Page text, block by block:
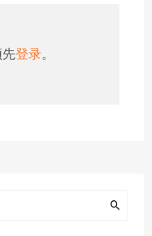
先登录。